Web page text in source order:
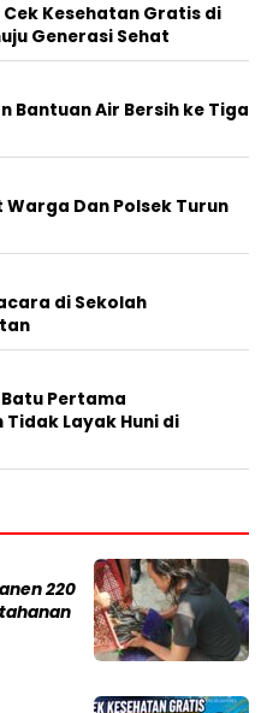
Kesehatan Gratis di
Generasi Sehat
Bantuan Air Bersih ke Tiga
Dan Polsek Turun
di Sekolah
Pertama
Tidak Layak Huni di
220